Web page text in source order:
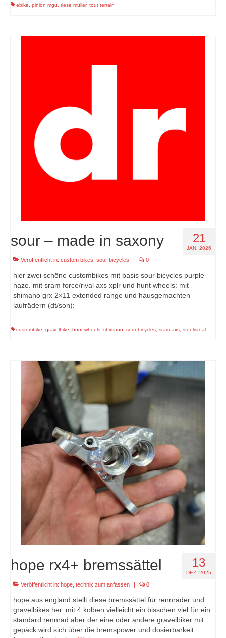
ebike pinion mgu riese müller, tout terrain
21
JAN. 2026
sour – made in saxony
Veröffentlicht in: custom bikes sour bicycles | 0
hier zwei schöne custombikes mit basis sour bicycles purple
haze. mit sram force/rival axs xplr und hunt wheels: mit
shimano grx 2×11 extended range und hausgemachten
laufrädern (dt/son):
custombike gravelbike hunt wheels shimano sour bicycles sram axs steelisreal
13
DEZ. 2025
hope rx4+ bremssättel
Veröffentlicht in: hope technik zum anfassen | 0
hope aus england stellt diese bremssättel für rennräder und
gravelbikes her. mit 4 kolben vielleicht ein bisschen viel für ein
standard rennrad aber der eine oder andere gravelbiker mit
gepäck wird sich über die bremspower und dosierbarkeit